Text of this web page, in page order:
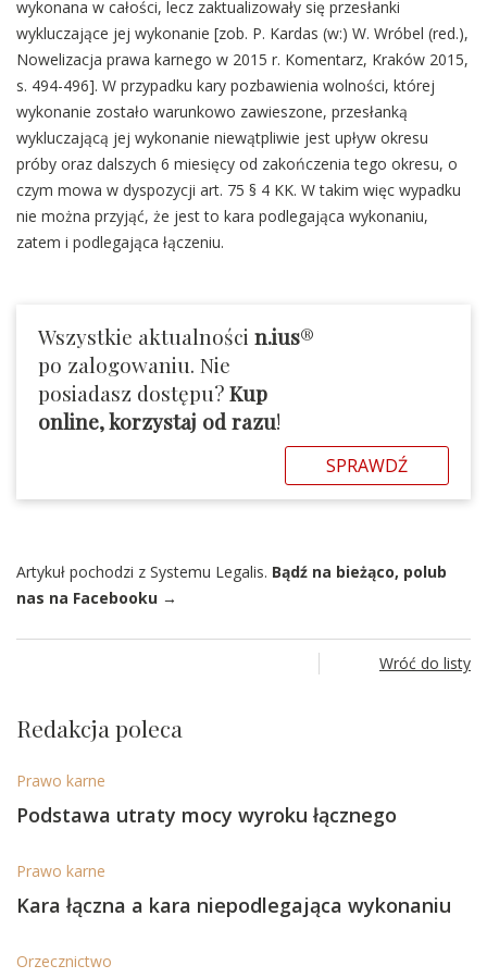
wykonana w całości, lecz zaktualizowały się przesłanki
wykluczające jej wykonanie [zob. P. Kardas (w:) W. Wróbel (red.),
Nowelizacja prawa karnego w 2015 r. Komentarz, Kraków 2015,
s. 494-496]. W przypadku kary pozbawienia wolności, której
wykonanie zostało warunkowo zawieszone, przesłanką
wykluczającą jej wykonanie niewątpliwie jest upływ okresu
próby oraz dalszych 6 miesięcy od zakończenia tego okresu, o
czym mowa w dyspozycji art. 75 § 4 KK. W takim więc wypadku
nie można przyjąć, że jest to kara podlegająca wykonaniu,
zatem i podlegająca łączeniu.
Wszystkie aktualności n.ius®
po zalogowaniu. Nie
posiadasz dostępu?Kup
online, korzystaj od razu!
SPRAWDŹ
Artykuł pochodzi z Systemu Legalis. Bądź na bieżąco, polub
nas na Facebooku →
Wróć do listy
Redakcja poleca
Prawo karne
Podstawa utraty mocy wyroku łącznego
Prawo karne
Kara łączna a kara niepodlegająca wykonaniu
Orzecznictwo